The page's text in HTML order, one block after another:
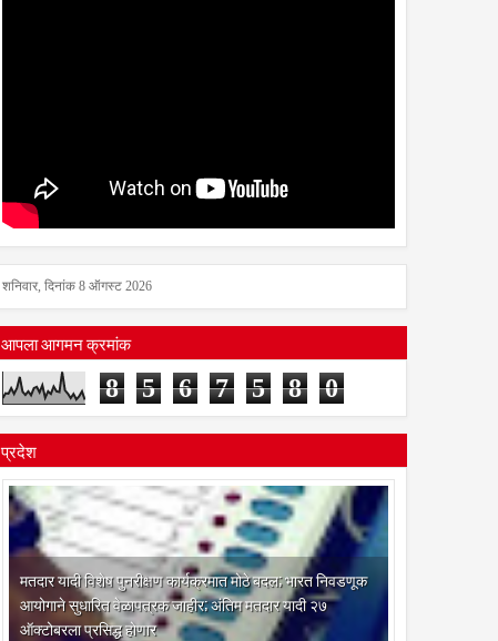
शनिवार, दिनांक 8 ऑगस्ट 2026
आपला आगमन क्रमांक
8 5 6 7 5 8 0
प्रदेश
मतदार यादी विशेष पुनरीक्षण कार्यक्रमात मोठे बदल; भारत निवडणूक
आयोगाने सुधारित वेळापत्रक जाहीर; अंतिम मतदार यादी २७
ऑक्टोबरला प्रसिद्ध होणार